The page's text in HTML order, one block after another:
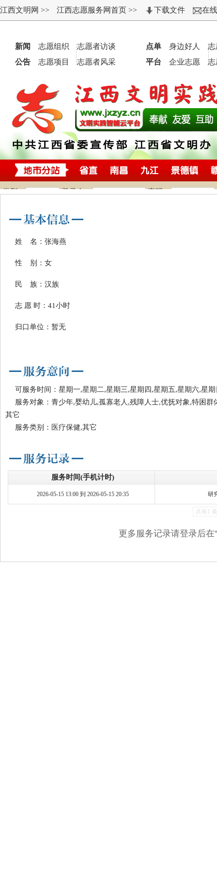
姓 名：张海燕
性 别：女
民 族：汉族
志 愿 时：41小时
归口单位：暂无
可服务时间：星期一,星期二,星期三,星期四,星期五,星期六,星期
服务对象：青少年,婴幼儿,孤寡老人,残障人士,优抚对象,特困群
其它
服务类别：医疗保健,其它